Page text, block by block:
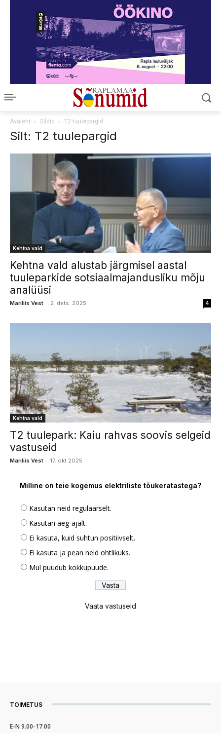
Avaleht Sildid T2 tuulepargid
Silt: T2 tuulepargid
Kehtna vald
Kehtna vald alustab järgmisel aastal
tuuleparkide sotsiaalmajandusliku mõju
analüüsi
Mariliis Vest - 2. dets. 2025 4
Kehtna vald
T2 tuulepark: Kaiu rahvas soovis selgeid
vastuseid
Mariliis Vest - 17. okt 2025
Milline on teie kogemus elektriliste tõukeratastega?
Kasutan neid regulaarselt.
Kasutan aeg-ajalt.
Ei kasuta, kuid suhtun positiivselt.
Ei kasuta ja pean neid ohtlikuks.
Mul puudub kokkupuude.
Vaata vastuseid
TOIMETUS
E-N 9.00-17.00